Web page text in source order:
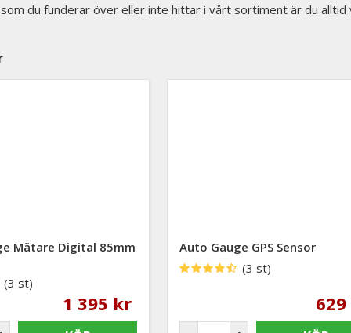
du funderar över eller inte hittar i vårt sortiment är du alltid
Mätare Digital 85mm
(3 st)
1 395 kr
Auto Gauge GPS Sensor
(3 st)